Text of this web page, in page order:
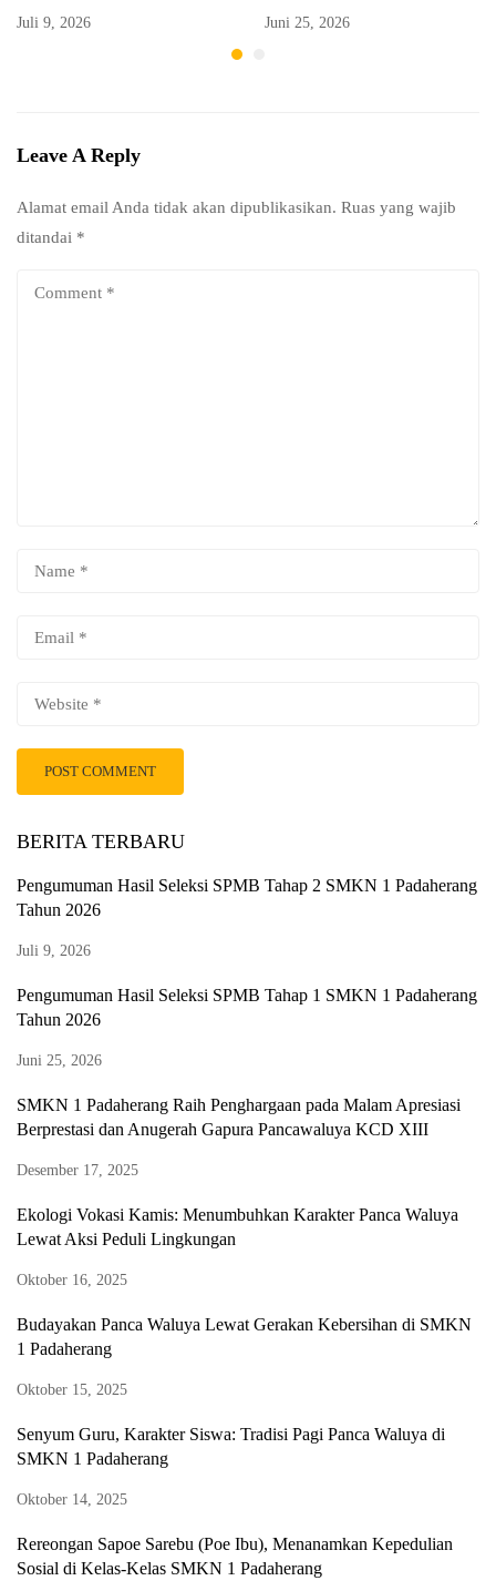
Juli 9, 2026 Juni 25, 2026
Leave A Reply
Alamat email Anda tidak akan dipublikasikan. Ruas yang wajib
ditandai *
BERITA TERBARU
Pengumuman Hasil Seleksi SPMB Tahap 2 SMKN 1 Padaherang
Tahun 2026
Juli 9, 2026
Pengumuman Hasil Seleksi SPMB Tahap 1 SMKN 1 Padaherang
Tahun 2026
Juni 25, 2026
SMKN 1 Padaherang Raih Penghargaan pada Malam Apresiasi
Berprestasi dan Anugerah Gapura Pancawaluya KCD XIII
Desember 17, 2025
Ekologi Vokasi Kamis: Menumbuhkan Karakter Panca Waluya
Lewat Aksi Peduli Lingkungan
Oktober 16, 2025
Budayakan Panca Waluya Lewat Gerakan Kebersihan di SMKN
1 Padaherang
Oktober 15, 2025
Senyum Guru, Karakter Siswa: Tradisi Pagi Panca Waluya di
SMKN 1 Padaherang
Oktober 14, 2025
Rereongan Sapoe Sarebu (Poe Ibu), Menanamkan Kepedulian
Sosial di Kelas-Kelas SMKN 1 Padaherang